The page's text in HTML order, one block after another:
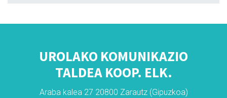
UROLAKO KOMUNIKAZIO
TALDEA KOOP. ELK.
Araba kalea 27 20800 Zarautz (Gipuzkoa)